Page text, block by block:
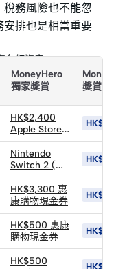
務風險也不能忽
安排也是相當重要
各類資產
MoneyHero
獨家獎賞
獎賞價
HK$2,400
Apple Store
禮品卡
Nintendo
Switch 2 (價
值HK$3,700)
(需以換購價
HK$1,400換
領)
HK$3,300 惠
康購物現金券
HK$500 惠康
購物現金券
HK$500